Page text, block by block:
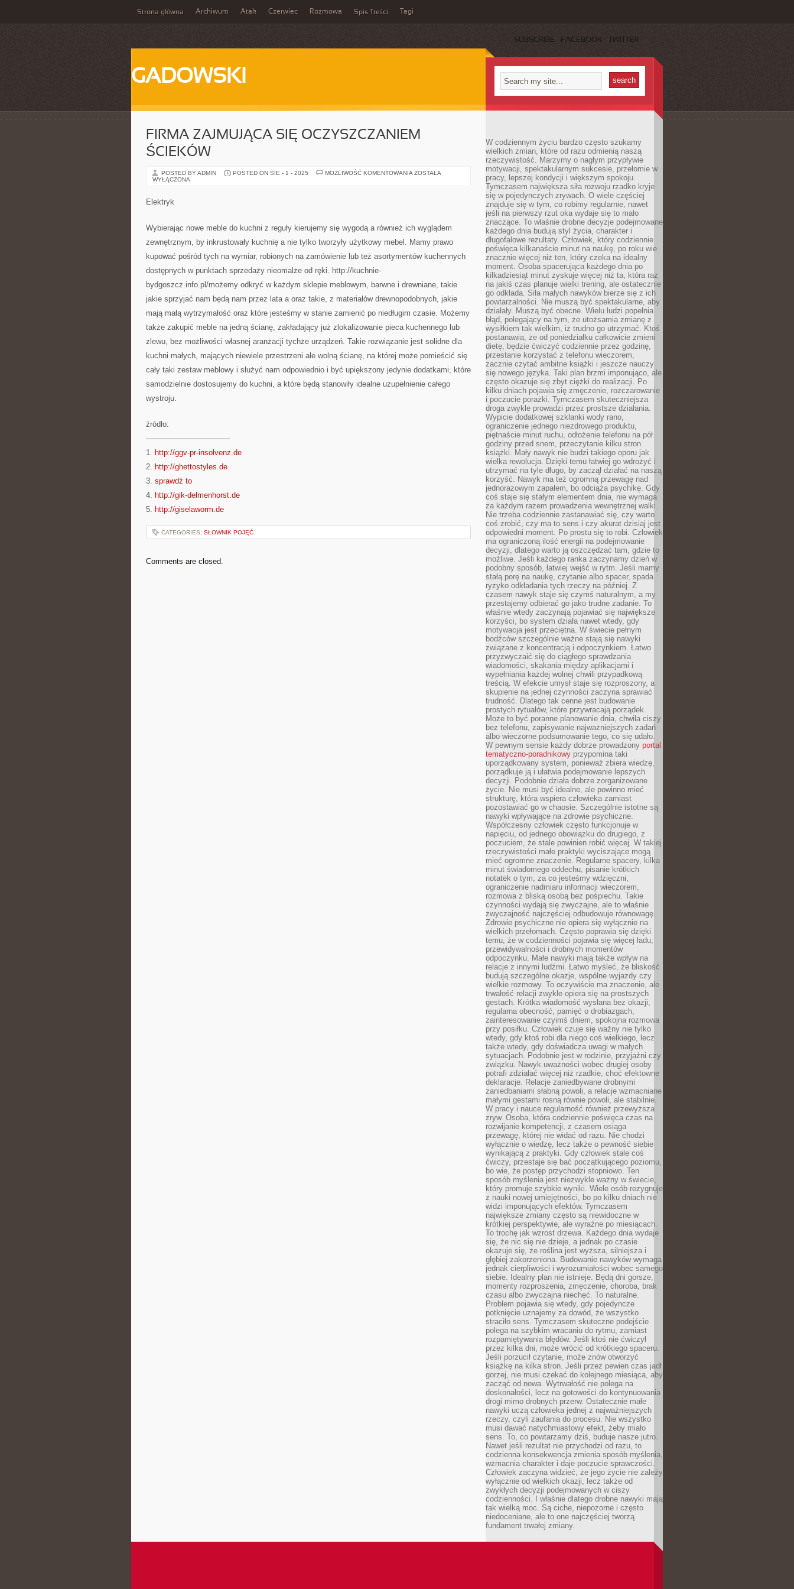
Strona główna Archiwum Atak Czerwiec Rozmowa Spis Treści Tagi
SUBSCRIBE FACEBOOK TWITTER
GADOWSKI
FIRMA ZAJMUJĄCA SIĘ OCZYSZCZANIEM
ŚCIEKÓW
POSTED BY ADMIN POSTED ON SIE - 1 - 2025 MOŻLIWOŚĆ KOMENTOWANIA FIRMA
ZOSTAŁA
WYŁĄCZONA
Elektryk
Wybierając nowe meble do kuchni z reguły kierujemy się wygodą a również ich wyglądem
zewnętrznym, by inkrustowały kuchnię a nie tylko tworzyły użytkowy mebel. Mamy prawo
kupować pośród tych na wymiar, robionych na zamówienie lub też asortymentów kuchennych
dostępnych w punktach sprzedaży nieomalże od ręki. http://kuchnie-
bydgoszcz.info.pl/możemy odkryć w każdym sklepie meblowym, barwne i drewniane, takie
jakie sprzyjać nam będą nam przez lata a oraz takie, z materiałów drewnopodobnych, jakie
mają małą wytrzymałość oraz które jesteśmy w stanie zamienić po niedługim czasie. Możemy
także zakupić meble na jedną ścianę, zakładający już zlokalizowanie pieca kuchennego lub
zlewu, bez możliwości własnej aranżacji tychże urządzeń. Takie rozwiązanie jest solidne dla
kuchni małych, mających niewiele przestrzeni ale wolną ścianę, na której może pomieścić się
cały taki zestaw meblowy i służyć nam odpowiednio i być upiększony jedynie dodatkami, które
samodzielnie dostosujemy do kuchni, a które będą stanowiły idealne uzupełnienie całego
wystroju.
źródło:
———————————
1. http://ggv-pr-insolvenz.de
2. http://ghettostyles.de
3. sprawdź to
4. http://gik-delmenhorst.de
5. http://giselaworm.de
CATEGORIES: SŁOWNIK POJĘĆ
Comments are closed.
W codziennym życiu bardzo często szukamy
wielkich zmian, które od razu odmienią naszą
rzeczywistość. Marzymy o nagłym przypływie
motywacji, spektakularnym sukcesie, przełomie w
pracy, lepszej kondycji i większym spokoju.
Tymczasem największa siła rozwoju rzadko kryje
się w pojedynczych zrywach. O wiele częściej
znajduje się w tym, co robimy regularnie, nawet
jeśli na pierwszy rzut oka wydaje się to mało
znaczące. To właśnie drobne decyzje podejmowane
każdego dnia budują styl życia, charakter i
długofalowe rezultaty. Człowiek, który codziennie
poświęca kilkanaście minut na naukę, po roku wie
znacznie więcej niż ten, który czeka na idealny
moment. Osoba spacerująca każdego dnia po
kilkadziesiąt minut zyskuje więcej niż ta, która raz
na jakiś czas planuje wielki trening, ale ostatecznie
go odkłada. Siła małych nawyków bierze się z ich
powtarzalności. Nie muszą być spektakularne, aby
działały. Muszą być obecne. Wielu ludzi popełnia
błąd, polegający na tym, że utożsamia zmianę z
wysiłkiem tak wielkim, iż trudno go utrzymać. Ktoś
postanawia, że od poniedziałku całkowicie zmieni
dietę, będzie ćwiczyć codziennie przez godzinę,
przestanie korzystać z telefonu wieczorem,
zacznie czytać ambitne książki i jeszcze nauczy
się nowego języka. Taki plan brzmi imponująco, ale
często okazuje się zbyt ciężki do realizacji. Po
kilku dniach pojawia się zmęczenie, rozczarowanie
i poczucie porażki. Tymczasem skuteczniejsza
droga zwykle prowadzi przez prostsze działania.
Wypicie dodatkowej szklanki wody rano,
ograniczenie jednego niezdrowego produktu,
piętnaście minut ruchu, odłożenie telefonu na pół
godziny przed snem, przeczytanie kilku stron
książki. Mały nawyk nie budzi takiego oporu jak
wielka rewolucja. Dzięki temu łatwiej go wdrożyć i
utrzymać na tyle długo, by zaczął działać na naszą
korzyść. Nawyk ma też ogromną przewagę nad
jednorazowym zapałem, bo odciąża psychikę. Gdy
coś staje się stałym elementem dnia, nie wymaga
za każdym razem prowadzenia wewnętrznej walki.
Nie trzeba codziennie zastanawiać się, czy warto
coś zrobić, czy ma to sens i czy akurat dzisiaj jest
odpowiedni moment. Po prostu się to robi. Człowiek
ma ograniczoną ilość energii na podejmowanie
decyzji, dlatego warto ją oszczędzać tam, gdzie to
możliwe. Jeśli każdego ranka zaczynamy dzień w
podobny sposób, łatwiej wejść w rytm. Jeśli mamy
stałą porę na naukę, czytanie albo spacer, spada
ryzyko odkładania tych rzeczy na później. Z
czasem nawyk staje się czymś naturalnym, a my
przestajemy odbierać go jako trudne zadanie. To
właśnie wtedy zaczynają pojawiać się największe
korzyści, bo system działa nawet wtedy, gdy
motywacja jest przeciętna. W świecie pełnym
bodźców szczególnie ważne stają się nawyki
związane z koncentracją i odpoczynkiem. Łatwo
przyzwyczaić się do ciągłego sprawdzania
wiadomości, skakania między aplikacjami i
wypełniania każdej wolnej chwili przypadkową
treścią. W efekcie umysł staje się rozproszony, a
skupienie na jednej czynności zaczyna sprawiać
trudność. Dlatego tak cenne jest budowanie
prostych rytuałów, które przywracają porządek.
Może to być poranne planowanie dnia, chwila ciszy
bez telefonu, zapisywanie najważniejszych zadań
albo wieczorne podsumowanie tego, co się udało.
W pewnym sensie każdy dobrze prowadzony portal
tematyczno-poradnikowy przypomina taki
uporządkowany system, ponieważ zbiera wiedzę,
porządkuje ją i ułatwia podejmowanie lepszych
decyzji. Podobnie działa dobrze zorganizowane
życie. Nie musi być idealne, ale powinno mieć
strukturę, która wspiera człowieka zamiast
pozostawiać go w chaosie. Szczególnie istotne są
nawyki wpływające na zdrowie psychiczne.
Współczesny człowiek często funkcjonuje w
napięciu, od jednego obowiązku do drugiego, z
poczuciem, że stale powinien robić więcej. W takiej
rzeczywistości małe praktyki wyciszające mogą
mieć ogromne znaczenie. Regularne spacery, kilka
minut świadomego oddechu, pisanie krótkich
notatek o tym, za co jesteśmy wdzięczni,
ograniczenie nadmiaru informacji wieczorem,
rozmowa z bliską osobą bez pośpiechu. Takie
czynności wydają się zwyczajne, ale to właśnie
zwyczajność najczęściej odbudowuje równowagę.
Zdrowie psychiczne nie opiera się wyłącznie na
wielkich przełomach. Często poprawia się dzięki
temu, że w codzienności pojawia się więcej ładu,
przewidywalności i drobnych momentów
odpoczynku. Małe nawyki mają także wpływ na
relacje z innymi ludźmi. Łatwo myśleć, że bliskość
budują szczególne okazje, wspólne wyjazdy czy
wielkie rozmowy. To oczywiście ma znaczenie, ale
trwałość relacji zwykle opiera się na prostszych
gestach. Krótka wiadomość wysłana bez okazji,
regularna obecność, pamięć o drobiazgach,
zainteresowanie czyimś dniem, spokojna rozmowa
przy posiłku. Człowiek czuje się ważny nie tylko
wtedy, gdy ktoś robi dla niego coś wielkiego, lecz
także wtedy, gdy doświadcza uwagi w małych
sytuacjach. Podobnie jest w rodzinie, przyjaźni czy
związku. Nawyk uważności wobec drugiej osoby
potrafi zdziałać więcej niż rzadkie, choć efektowne
deklaracje. Relacje zaniedbywane drobnymi
zaniedbaniami słabną powoli, a relacje wzmacniane
małymi gestami rosną równie powoli, ale stabilnie.
W pracy i nauce regularność również przewyższa
zryw. Osoba, która codziennie poświęca czas na
rozwijanie kompetencji, z czasem osiąga
przewagę, której nie widać od razu. Nie chodzi
wyłącznie o wiedzę, lecz także o pewność siebie
wynikającą z praktyki. Gdy człowiek stale coś
ćwiczy, przestaje się bać początkującego poziomu,
bo wie, że postęp przychodzi stopniowo. Ten
sposób myślenia jest niezwykle ważny w świecie,
który promuje szybkie wyniki. Wiele osób rezygnuje
z nauki nowej umiejętności, bo po kilku dniach nie
widzi imponujących efektów. Tymczasem
największe zmiany często są niewidoczne w
krótkiej perspektywie, ale wyraźne po miesiącach.
To trochę jak wzrost drzewa. Każdego dnia wydaje
się, że nic się nie dzieje, a jednak po czasie
okazuje się, że roślina jest wyższa, silniejsza i
głębiej zakorzeniona. Budowanie nawyków wymaga
jednak cierpliwości i wyrozumiałości wobec samego
siebie. Idealny plan nie istnieje. Będą dni gorsze,
momenty rozproszenia, zmęczenie, choroba, brak
czasu albo zwyczajna niechęć. To naturalne.
Problem pojawia się wtedy, gdy pojedyncze
potknięcie uznajemy za dowód, że wszystko
straciło sens. Tymczasem skuteczne podejście
polega na szybkim wracaniu do rytmu, zamiast
rozpamiętywania błędów. Jeśli ktoś nie ćwiczył
przez kilka dni, może wrócić od krótkiego spaceru.
Jeśli porzucił czytanie, może znów otworzyć
książkę na kilka stron. Jeśli przez pewien czas jadł
gorzej, nie musi czekać do kolejnego miesiąca, aby
zacząć od nowa. Wytrwałość nie polega na
doskonałości, lecz na gotowości do kontynuowania
drogi mimo drobnych przerw. Ostatecznie małe
nawyki uczą człowieka jednej z najważniejszych
rzeczy, czyli zaufania do procesu. Nie wszystko
musi dawać natychmiastowy efekt, żeby miało
sens. To, co powtarzamy dziś, buduje nasze jutro.
Nawet jeśli rezultat nie przychodzi od razu, to
codzienna konsekwencja zmienia sposób myślenia,
wzmacnia charakter i daje poczucie sprawczości.
Człowiek zaczyna widzieć, że jego życie nie zależy
wyłącznie od wielkich okazji, lecz także od
zwykłych decyzji podejmowanych w ciszy
codzienności. I właśnie dlatego drobne nawyki mają
tak wielką moc. Są ciche, niepozorne i często
niedoceniane, ale to one najczęściej tworzą
fundament trwałej zmiany.